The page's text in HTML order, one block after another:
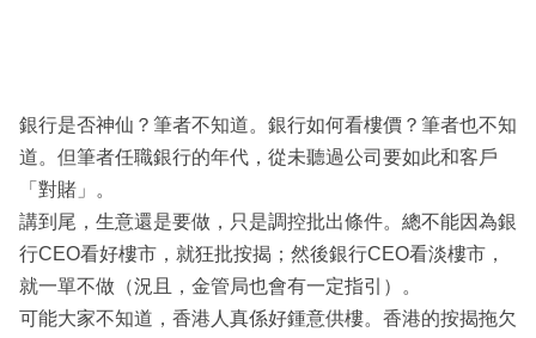
銀行是否神仙？筆者不知道。銀行如何看樓價？筆者也不知
道。但筆者任職銀行的年代，從未聽過公司要如此和客戶
「對賭」。
講到尾，生意還是要做，只是調控批出條件。總不能因為銀
行CEO看好樓市，就狂批按揭；然後銀行CEO看淡樓市，
就一單不做（況且，金管局也會有一定指引）。
可能大家不知道，香港人真係好鍾意供樓。香港的按揭拖欠